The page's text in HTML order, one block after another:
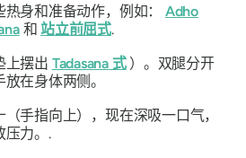
身和准备动作，例如： Adho
和站立前屈式.
上摆出 Tadasana式）。双腿分开
在身体两侧。
手指向上），现在深吸一口气，
压力。.